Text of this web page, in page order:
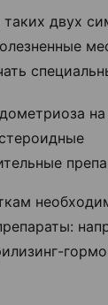
двух